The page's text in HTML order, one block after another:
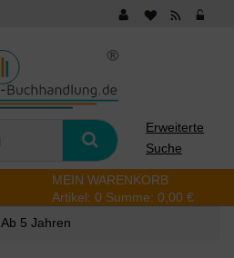
Erweiterte
Suche
MEIN WARENKORB
Artikel: 0 Summe: 0,00 €
Ab 5 Jahren